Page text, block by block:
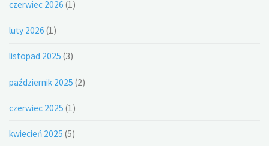
czerwiec 2026 (1)
luty 2026 (1)
listopad 2025 (3)
październik 2025 (2)
czerwiec 2025 (1)
kwiecień 2025 (5)